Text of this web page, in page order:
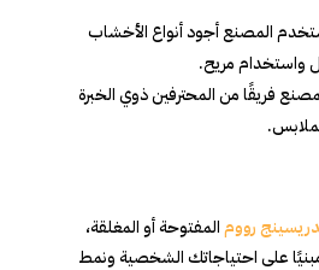
المصنع أجود أنواع الأخشاب
واستخدام مريح.
فريقًا من المحترفين ذوي الخبرة
روومالمفتوحة أو المغلقة،
على احتياجاتك الشخصية ونمط